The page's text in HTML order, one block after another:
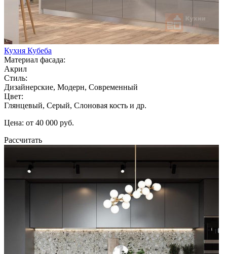
Кухня Кубеба
Материал фасада:
Акрил
Стиль:
Дизайнерские, Модерн, Современный
Цвет:
Глянцевый, Серый, Слоновая кость и др.
Цена: от 40 000 руб.
Рассчитать